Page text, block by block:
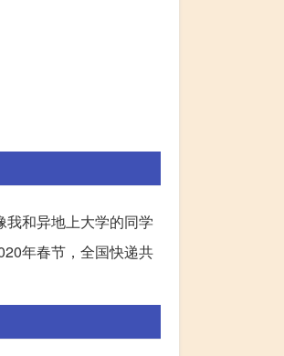
和异地上大学的同学
年春节，全国快递共